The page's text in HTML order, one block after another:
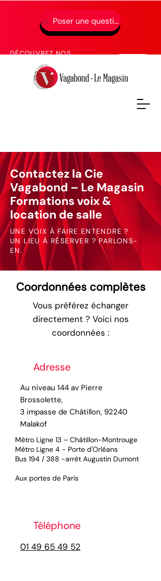
01 49 65 49 52
DÉCOUVREZ NOS
Poser une question
Contactez la Cie
Vagabond – Le Magasin
Formations voix &
location de salle
UNE VOIX À FAIRE ENTENDRE ?
UN LIEU À RÉSERVER ? PARLONS-
EN.
Coordonnées complètes
Vous préférez échanger
directement ? Voici nos
coordonnées :
Adresse
Au niveau 144 av Pierre
Brossolette,
3 impasse de Châtillon, 92240
Malakof
Métro Ligne 13 – Châtillon-Montrouge
Métro Ligne 4 - Porte d'Orléans
Bus 194 / 388 -arrêt Augustin Dumont
Aux portes de Paris
Téléphone
01 49 65 49 52